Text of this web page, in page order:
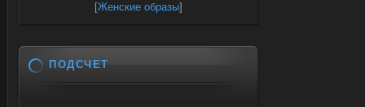
[Женские образы]
ПОДСЧЕТ